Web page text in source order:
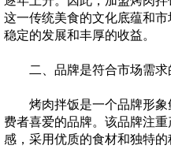
这一传统美食的文化底蕴和
稳定的发展和丰厚的收益。
二、品牌是符合市场需求
烤肉拌饭是一个品牌形象
费者喜爱的品牌。该品牌注
感，采用优质的食材和独特的